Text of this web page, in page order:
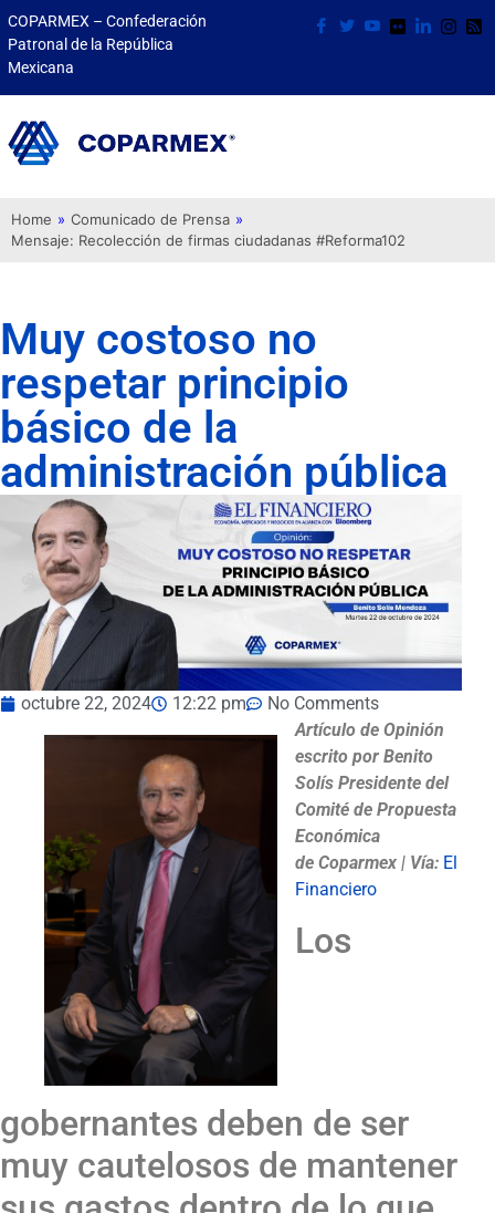
COPARMEX – Confederación
Patronal de la República
Mexicana
Home » Comunicado de Prensa »
Mensaje: Recolección de firmas ciudadanas #Reforma102
Muy costoso no
respetar principio
básico de la
administración pública
octubre 22, 2024 12:22 pm
No Comments
Artículo de Opinión
escrito por Benito
Solís Presidente del
Comité de Propuesta
Económica
de Coparmex | Vía: El
Financiero
Los
gobernantes deben de ser
muy cautelosos de mantener